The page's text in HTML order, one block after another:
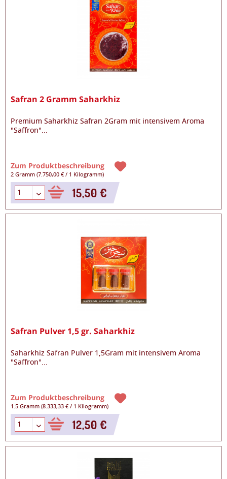
Safran 2 Gramm Saharkhiz
Premium Saharkhiz Safran 2Gram mit intensivem Aroma
"Saffron"...
Zum Produktbeschreibung
2 Gramm(7.750,00 € / 1 Kilogramm)
15,50 €
Safran Pulver 1,5 gr. Saharkhiz
Saharkhiz Safran Pulver 1,5Gram mit intensivem Aroma
"Saffron"...
Zum Produktbeschreibung
1.5 Gramm(8.333,33 € / 1 Kilogramm)
12,50 €